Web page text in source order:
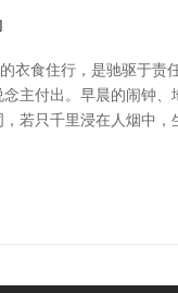
食住行，是驰驱于责
主付出。早晨的闹钟
若只千里浸在人烟中